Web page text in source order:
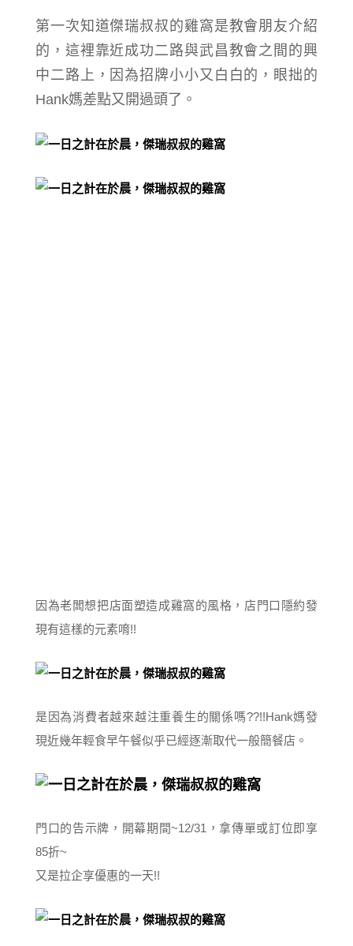
第一次知道傑瑞叔叔的雞窩是教會朋友介紹
的，這裡靠近成功二路與武昌教會之間的興
中二路上，因為招牌小小又白白的，眼拙的
Hank媽差點又開過頭了。
因為老闆想把店面塑造成雞窩的風格，店門口隱約發
現有這樣的元素唷!!
是因為消費者越來越注重養生的關係嗎??!!Hank媽發
現近幾年輕食早午餐似乎已經逐漸取代一般簡餐店。
門口的告示牌，開幕期間~12/31，拿傳單或訂位即享
85折~
又是拉企享優惠的一天!!